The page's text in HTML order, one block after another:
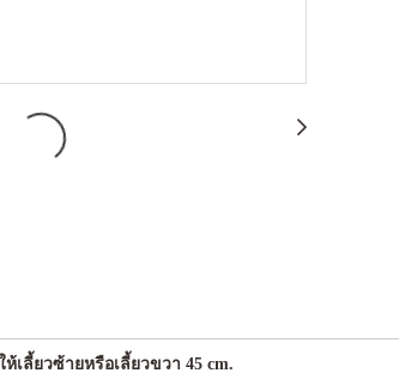
เลี้ยวซ้ายหรือเลี้ยวขวา 45 cm.